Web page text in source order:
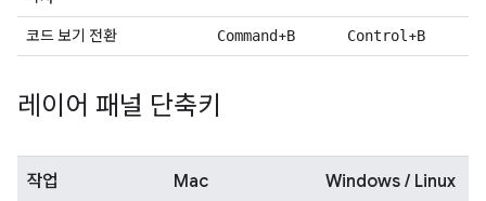
코드 보기 전환 Command+B Control +B
레이어 패널 단축키
작업 Mac Windows / Linux